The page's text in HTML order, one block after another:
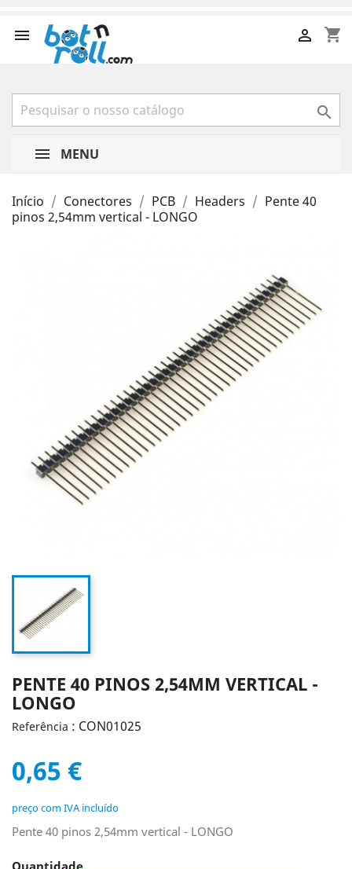
 shopping_cart


MENU
Início Conectores PCB Headers
Pente 40
pinos 2,54mm vertical - LONGO
PENTE 40 PINOS 2,54MM VERTICAL -
LONGO
Referência : CON01025
0,65 €
preço com IVA incluído
Pente 40 pinos 2,54mm vertical - LONGO
Quantidade